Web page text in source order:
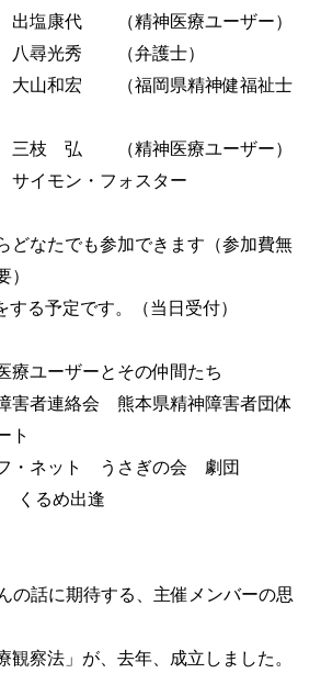
塩康代 （精神医療ユーザー）
（弁護士）
福岡県精神健福祉士
神医療ユーザー）
イモン・フォスター
どなたでも参加できます（参加費無
）
る予定です。（当日受付）
療ユーザーとその仲間たち
害者連絡会 熊本県精神障害者団体
ト
・ネット うさぎの会 劇団
くるめ出逢
話に期待する、主催メンバーの思
観察法」が、去年、成立しました。